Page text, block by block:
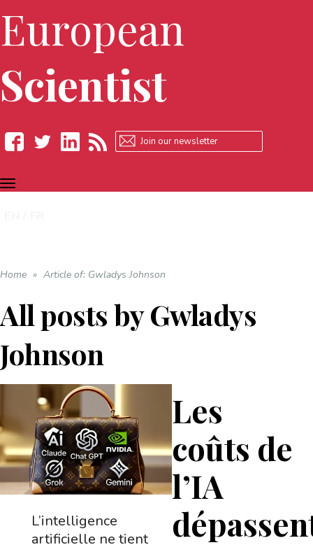
European
Scientist
Facebook
TOGGLE
NAVIGATION
Home » Article of: Gwladys Johnson
All posts byGwladys
Johnson
Les
coûts de
l’IA
L’intelligence
artificielle ne tient